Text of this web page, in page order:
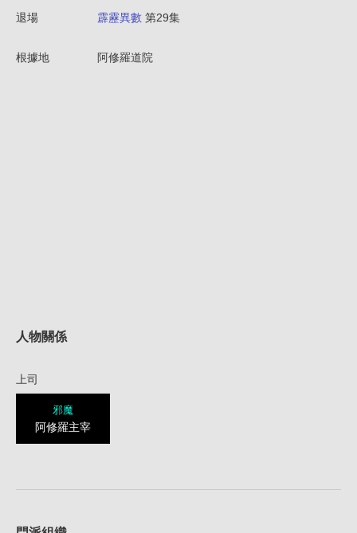
退場 霹靂異數 第29集
根據地 阿修羅道院
人物關係
上司
邪魔
阿修羅主宰